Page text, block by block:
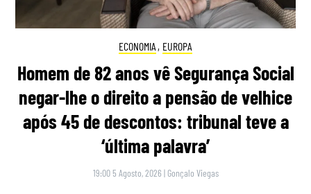
ECONOMIA , EUROPA
Homem de 82 anos vê Segurança Social
negar-lhe o direito a pensão de velhice
após 45 de descontos: tribunal teve a
‘última palavra’
19:00 5 Agosto, 2026 | Gonçalo Viegas